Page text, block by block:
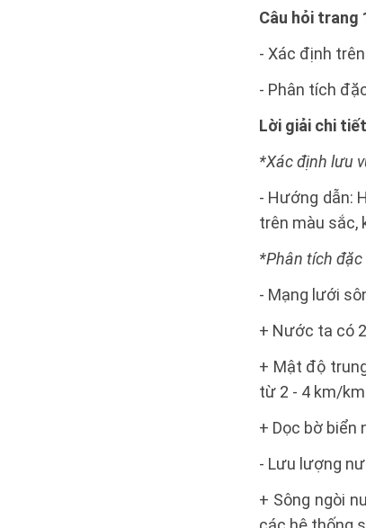
Câu hỏi trang
- Xác định
- Phân tích
Lời giải chi tiết
*Xác định lưu
- Hướng dẫn:
trên màu sắc,
*Phân tích
- Mạng lưới
+ Nước ta có
+ Mật độ
từ 2 - 4 km/
+ Dọc bờ biển
- Lưu lượng
+ Sông ngòi